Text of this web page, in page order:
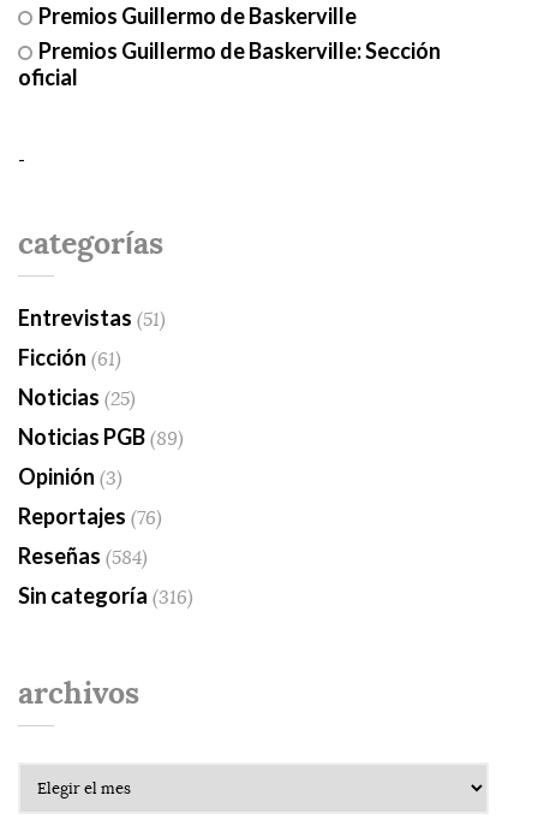
Premios Guillermo de Baskerville
Premios Guillermo de Baskerville: Sección
oficial
-
categorías
Entrevistas (51)
Ficción (61)
Noticias (25)
Noticias PGB(89)
Opinión (3)
Reportajes (76)
Reseñas (584)
Sin categoría (316)
archivos